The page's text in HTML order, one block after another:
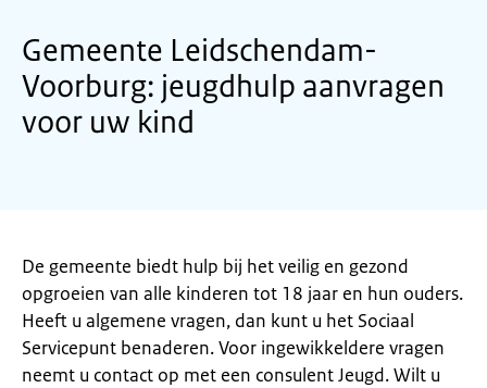
Gemeente Leidschendam-
Voorburg: jeugdhulp aanvragen
voor uw kind
De gemeente biedt hulp bij het veilig en gezond
opgroeien van alle kinderen tot 18 jaar en hun ouders.
Heeft u algemene vragen, dan kunt u het Sociaal
Servicepunt benaderen. Voor ingewikkeldere vragen
neemt u contact op met een consulent Jeugd. Wilt u